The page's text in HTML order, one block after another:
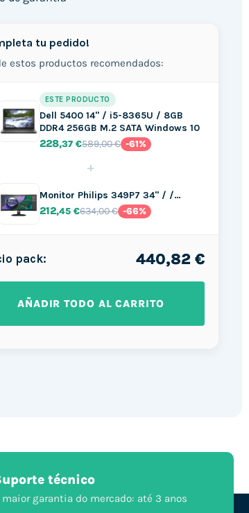
tu pedido!
estos productos recomendados:
ESTE PRODUCTO
Dell 5400 14" / i5-8365U / 8GB
DDR4 256GB M.2 SATA Windows 10
228,37 €589,00 € -61%
+
Monitor Philips 349P7 34" / /…
212,45 €634,00 € -66%
pack: 440,82 €
AÑADIR TODO AL CARRITO
técnico
maior garantia do mercado: até 3 anos